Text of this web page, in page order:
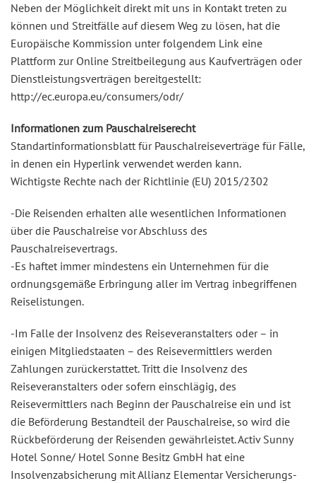
Neben der Möglichkeit direkt mit uns in Kontakt treten zu
können und Streitfälle auf diesem Weg zu lösen, hat die
Europäische Kommission unter folgendem Link eine
Plattform zur Online Streitbeilegung aus Kaufverträgen oder
Dienstleistungsverträgen bereitgestellt:
http://ec.europa.eu/consumers/odr/
Informationen zum Pauschalreiserecht
Standartinformationsblatt für Pauschalreiseverträge für Fälle,
in denen ein Hyperlink verwendet werden kann.
Wichtigste Rechte nach der Richtlinie (EU) 2015/2302
-Die Reisenden erhalten alle wesentlichen Informationen
über die Pauschalreise vor Abschluss des
Pauschalreisevertrags.
-Es haftet immer mindestens ein Unternehmen für die
ordnungsgemäße Erbringung aller im Vertrag inbegriffenen
Reiselistungen.
-Im Falle der Insolvenz des Reiseveranstalters oder – in
einigen Mitgliedstaaten – des Reisevermittlers werden
Zahlungen zurückerstattet. Tritt die Insolvenz des
Reiseveranstalters oder sofern einschlägig, des
Reisevermittlers nach Beginn der Pauschalreise ein und ist
die Beförderung Bestandteil der Pauschalreise, so wird die
Rückbeförderung der Reisenden gewährleistet. Activ Sunny
Hotel Sonne/ Hotel Sonne Besitz GmbH hat eine
Insolvenzabsicherung mit Allianz Elementar Versicherungs-